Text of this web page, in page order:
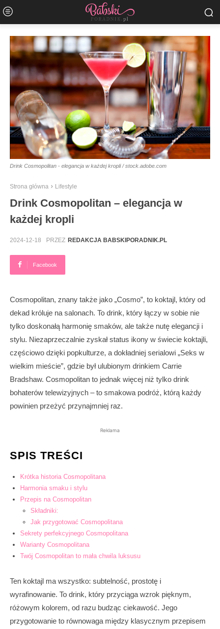
Drink Cosmopolitan - elegancja w każdej kropli / stock.adobe.com
Strona główna Lifestyle
Drink Cosmopolitan – elegancja w
każdej kropli
2024-12-18 PRZEZ REDAKCJA BABSKIPORADNIK.PL
Facebook
Cosmopolitan, znany także jako „Cosmo”, to koktajl, który od
dekad króluje na salonach. To drink, który łączy w sobie nie
tylko doskonałą harmonię smaków, ale także nutę elegancji i
stylu. Niezaprzeczalnie zyskał status ikony w świecie koktajli,
częściowo dzięki popkulturze, a dokładniej serialowi „Seks w
wielkim mieście”, gdzie był ulubionym drinkiem Carrie
Bradshaw. Cosmopolitan to jednak więcej niż tylko drink
bohaterów telewizyjnych – to smakowa podróż, którą każdy
powinien przeżyć przynajmniej raz.
Reklama
SPIS TREŚCI
Krótka historia Cosmopolitana
Harmonia smaku i stylu
Przepis na Cosmopolitan
Składniki:
Jak przygotować Cosmopolitana
Sekrety perfekcyjnego Cosmopolitana
Warianty Cosmopolitana
Twój Cosmopolitan to mała chwila luksusu
Ten koktajl ma wszystko: subtelność, prostotę i
wyrafinowanie. To drink, który przyciąga wzrok pięknym,
różowym kolorem, od razu budząc ciekawość. Jego
przygotowanie to równowaga między klasycznym przepisem